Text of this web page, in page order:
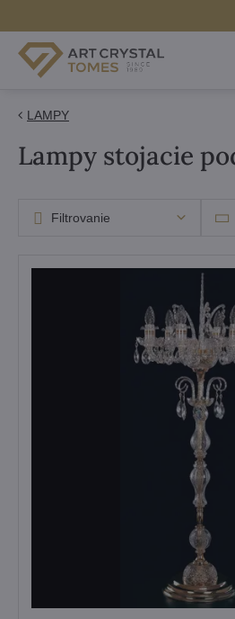
LAMPY
Lampy stojacie
Filtrovanie